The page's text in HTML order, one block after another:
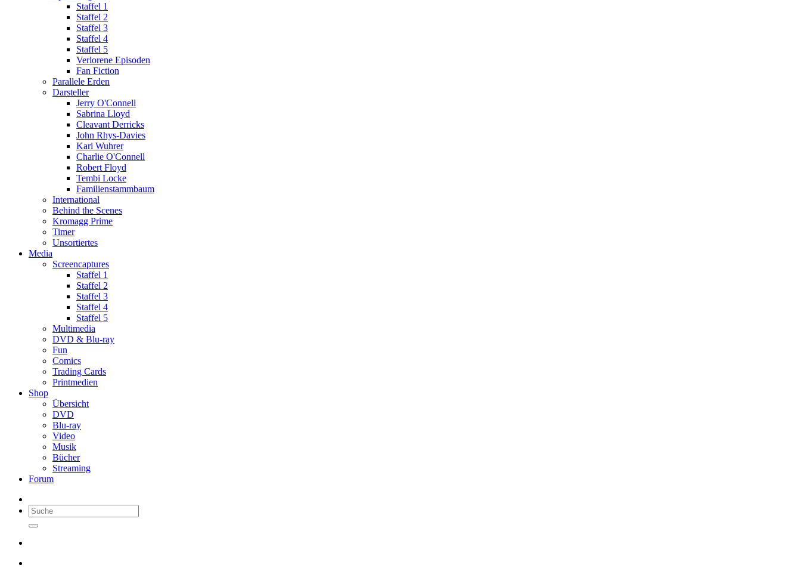
Staffel 1
Staffel 2
Staffel 3
Staffel 4
Staffel 5
Verlorene Episoden
Fan Fiction
Parallele Erden
Darsteller
Jerry O'Connell
Sabrina Lloyd
Cleavant Derricks
John Rhys-Davies
Kari Wuhrer
Charlie O'Connell
Robert Floyd
Tembi Locke
Familienstammbaum
International
Behind the Scenes
Kromagg Prime
Timer
Unsortiertes
Media
Screencaptures
Staffel 1
Staffel 2
Staffel 3
Staffel 4
Staffel 5
Multimedia
DVD & Blu-ray
Fun
Comics
Trading Cards
Printmedien
Shop
Übersicht
DVD
Blu-ray
Video
Musik
Bücher
Streaming
Forum